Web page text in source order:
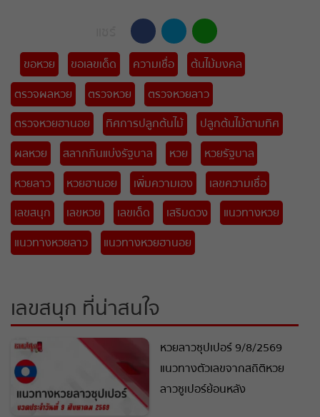
ขอหวย ขอเลขเด็ด ความเชื่อ
ต้นไม้มงคล
ตรวจผลหวย
ตรวจหวย
ตรวจหวยลาว
ตรวจหวยฮานอย
ทิศการปลูกต้นไม้
ปลูกต้นไม้ตามทิศ
ผลหวย
สลากกินแบ่งรัฐบาล หวย
หวยรัฐบาล
หวยลาว
หวยฮานอย เพิ่มความเฮง
เลขความเชื่อ
เลขสนุก
เลขหวย เลขเด็ด เสริมดวง
แนวทางหวย
แนวทางหวยลาว
แนวทางหวยฮานอย
เลขสนุก ที่น่าสนใจ
หวยลาวซุปเปอร์ 9/8/2569
แนวทางตัวเลขจากสถิติหวย
ลาวซูเปอร์ย้อนหลัง